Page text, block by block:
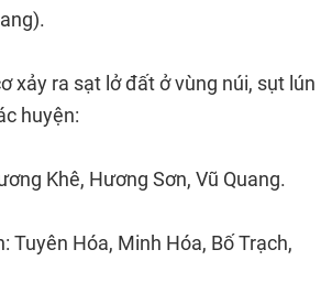
xảy ra sạt lở đất ở vùng núi, sụt lún
huyện:
Khê, Hương Sơn, Vũ Quang.
Tuyên Hóa, Minh Hóa, Bố Trạch,